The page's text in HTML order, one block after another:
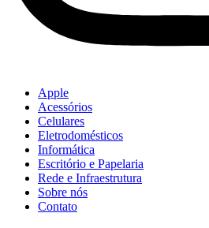
Apple
Acessórios
Celulares
Eletrodomésticos
Informática
Escritório e Papelaria
Rede e Infraestrutura
Sobre nós
Contato